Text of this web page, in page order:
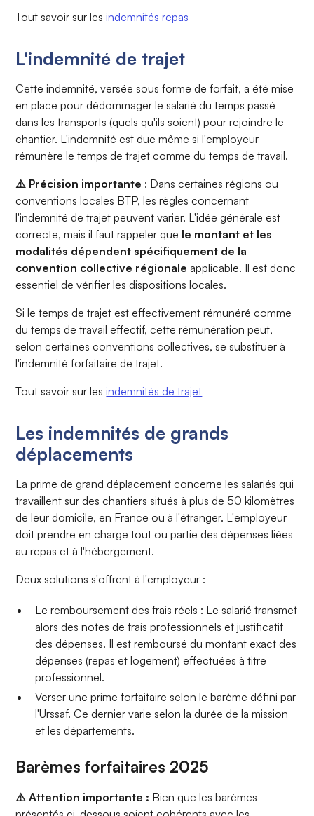
Tout savoir sur lesindemnités repas
L'indemnité de trajet
Cette indemnité, versée sous forme de forfait, a été mise
en place pour dédommager le salarié du temps passé
dans les transports (quels qu'ils soient) pour rejoindre le
chantier. L'indemnité est due même si l'employeur
rémunère le temps de trajet comme du temps de travail.
⚠️ Précision importante : Dans certaines régions ou
conventions locales BTP, les règles concernant
l'indemnité de trajet peuvent varier. L'idée générale est
correcte, mais il faut rappeler que le montant et les
modalités dépendent spécifiquement de la
convention collective régionale applicable. Il est donc
essentiel de vérifier les dispositions locales.
Si le temps de trajet est effectivement rémunéré comme
du temps de travail effectif, cette rémunération peut,
selon certaines conventions collectives, se substituer à
l'indemnité forfaitaire de trajet.
Tout savoir sur lesindemnités de trajet
Les indemnités de grands
déplacements
La prime de grand déplacement concerne les salariés qui
travaillent sur des chantiers situés à plus de 50 kilomètres
de leur domicile, en France ou à l'étranger. L'employeur
doit prendre en charge tout ou partie des dépenses liées
au repas et à l'hébergement.
Deux solutions s'offrent à l'employeur :
Le remboursement des frais réels : Le salarié transmet
alors des notes de frais professionnels et justificatif
des dépenses. Il est remboursé du montant exact des
dépenses (repas et logement) effectuées à titre
professionnel.
Verser une prime forfaitaire selon le barème défini par
l'Urssaf. Ce dernier varie selon la durée de la mission
et les départements.
Barèmes forfaitaires 2025
⚠️ Attention importante : Bien que les barèmes